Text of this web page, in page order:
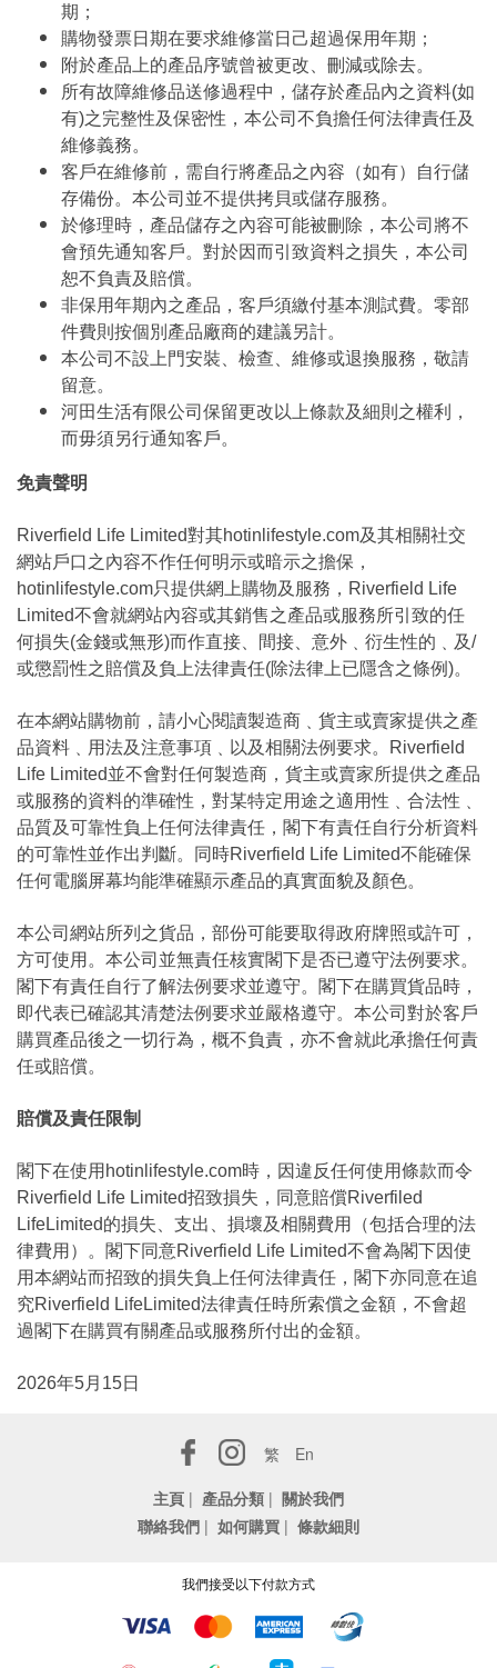
期；
購物發票日期在要求維修當日己超過保用年期；
附於產品上的產品序號曾被更改、刪減或除去。
所有故障維修品送修過程中，儲存於產品內之資料(如
有)之完整性及保密性，本公司不負擔任何法律責任及
維修義務。
客戶在維修前，需自行將產品之內容（如有）自行儲
存備份。本公司並不提供拷貝或儲存服務。
於修理時，產品儲存之內容可能被刪除，本公司將不
會預先通知客戶。對於因而引致資料之損失，本公司
恕不負責及賠償。
非保用年期內之產品，客戶須繳付基本測試費。零部
件費則按個別產品廠商的建議另計。
本公司不設上門安裝、檢查、維修或退換服務，敬請
留意。
河田生活有限公司保留更改以上條款及細則之權利，
而毋須另行通知客戶。
免責聲明
Riverfield Life Limited對其hotinlifestyle.com及其相關社交
網站戶口之內容不作任何明示或暗示之擔保，
hotinlifestyle.com只提供網上購物及服務，Riverfield Life
Limited不會就網站內容或其銷售之產品或服務所引致的任
何損失(金錢或無形)而作直接、間接、意外﹑衍生性的﹑及/
或懲罰性之賠償及負上法律責任(除法律上已隱含之條例)。
在本網站購物前，請小心閱讀製造商﹑貨主或賣家提供之產
品資料﹑用法及注意事項﹑以及相關法例要求。Riverfield
Life Limited並不會對任何製造商，貨主或賣家所提供之產品
或服務的資料的準確性，對某特定用途之適用性﹑合法性﹑
品質及可靠性負上任何法律責任，閣下有責任自行分析資料
的可靠性並作出判斷。同時Riverfield Life Limited不能確保
任何電腦屏幕均能準確顯示產品的真實面貌及顏色。
本公司網站所列之貨品，部份可能要取得政府牌照或許可，
方可使用。本公司並無責任核實閣下是否已遵守法例要求。
閣下有責任自行了解法例要求並遵守。閣下在購買貨品時，
即代表已確認其清楚法例要求並嚴格遵守。本公司對於客戶
購買產品後之一切行為，概不負責，亦不會就此承擔任何責
任或賠償。
賠償及責任限制
閣下在使用hotinlifestyle.com時，因違反任何使用條款而令
Riverfield Life Limited招致損失，同意賠償Riverfiled
LifeLimited的損失、支出、損壞及相關費用（包括合理的法
律費用）。閣下同意Riverfield Life Limited不會為閣下因使
用本網站而招致的損失負上任何法律責任，閣下亦同意在追
究Riverfield LifeLimited法律責任時所索償之金額，不會超
過閣下在購買有關產品或服務所付出的金額。
2026年5月15日
繁
En
主頁 | 產品分類 | 關於我們
聯絡我們 | 如何購買 | 條款細則
我們接受以下付款方式